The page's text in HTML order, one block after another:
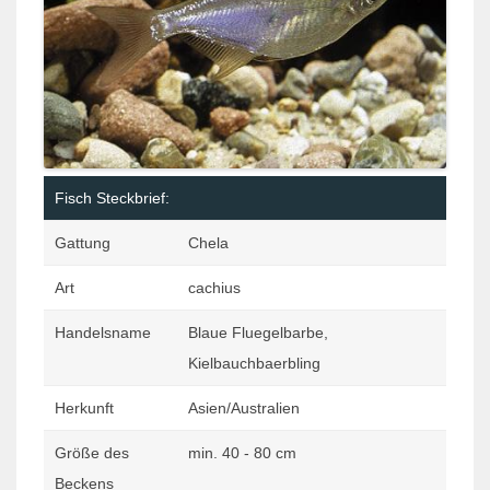
Fisch Steckbrief:
Gattung Chela
Art cachius
Handelsname
Blaue Fluegelbarbe,
Kielbauchbaerbling
Herkunft Asien/Australien
Größe des
Beckens
min. 40 - 80 cm